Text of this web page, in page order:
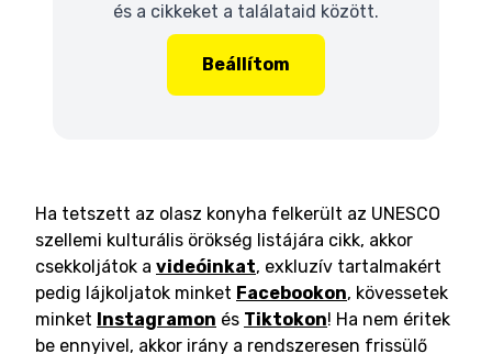
és a cikkeket a találataid között.
Beállítom
Ha tetszett az olasz konyha felkerült az UNESCO
szellemi kulturális örökség listájára cikk, akkor
csekkoljátok a videóinkat, exkluzív tartalmakért
pedig lájkoljatok minket Facebookon, kövessetek
minket Instagramon és Tiktokon! Ha nem éritek
be ennyivel, akkor irány a rendszeresen frissülő